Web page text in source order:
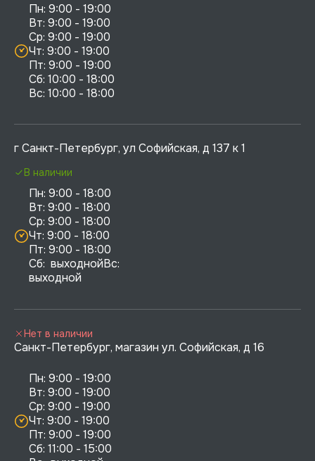
Пн: 9:00 - 19:00
Вт: 9:00 - 19:00
Ср: 9:00 - 19:00
Чт: 9:00 - 19:00
Пт: 9:00 - 19:00
Сб: 10:00 - 18:00
г Санкт-Петербург, ул Софийская, д 137 к 1
Пн: 9:00 - 18:00
Вт: 9:00 - 18:00
Ср: 9:00 - 18:00
Чт: 9:00 - 18:00
Пт: 9:00 - 18:00
Сб:  выходнойВс:
выходной
В наличии
Санкт-Петербург, магазин ул. Софийская, д 16
Пн: 9:00 - 19:00
Вт: 9:00 - 19:00
Ср: 9:00 - 19:00
Чт: 9:00 - 19:00
Пт: 9:00 - 19:00
Сб: 11:00 - 15:00
Нет в наличии